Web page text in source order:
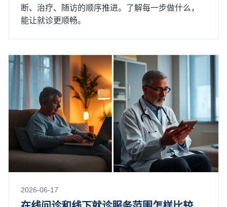
断、治疗、随访的顺序推进。了解每一步做什么，
能让就诊更顺畅。
2026-06-17